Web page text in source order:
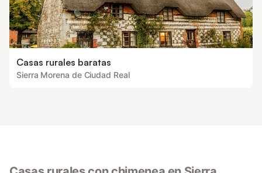
Casas rurales baratas
Sierra Morena de Ciudad Real